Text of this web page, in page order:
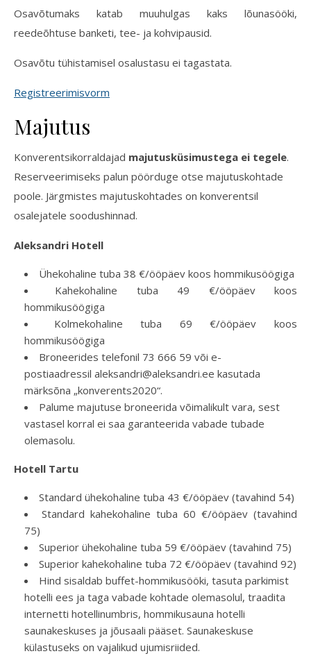
Osavõtumaks katab muuhulgas kaks lõunasööki,
reedeõhtuse banketi, tee- ja kohvipausid.
Osavõtu tühistamisel osalustasu ei tagastata.
Registreerimisvorm
Majutus
Konverentsikorraldajad majutusküsimustega ei tegele.
Reserveerimiseks palun pöörduge otse majutuskohtade
poole. Järgmistes majutuskohtades on konverentsil
osalejatele soodushinnad.
Aleksandri Hotell
Ühekohaline tuba 38 €/ööpäev koos hommikusöögiga
Kahekohaline tuba 49 €/ööpäev koos
hommikusöögiga
Kolmekohaline tuba 69 €/ööpäev koos
hommikusöögiga
Broneerides telefonil 73 666 59 või e-
postiaadressil aleksandri@aleksandri.ee kasutada
märksõna „konverents2020“.
Palume majutuse broneerida võimalikult vara, sest
vastasel korral ei saa garanteerida vabade tubade
olemasolu.
Hotell Tartu
Standard ühekohaline tuba 43 €/ööpäev (tavahind 54)
Standard kahekohaline tuba 60 €/ööpäev (tavahind
75)
Superior ühekohaline tuba 59 €/ööpäev (tavahind 75)
Superior kahekohaline tuba 72 €/ööpäev (tavahind 92)
Hind sisaldab buffet-hommikusööki, tasuta parkimist
hotelli ees ja taga vabade kohtade olemasolul, traadita
internetti hotellinumbris, hommikusauna hotelli
saunakeskuses ja jõusaali pääset. Saunakeskuse
külastuseks on vajalikud ujumisriided.